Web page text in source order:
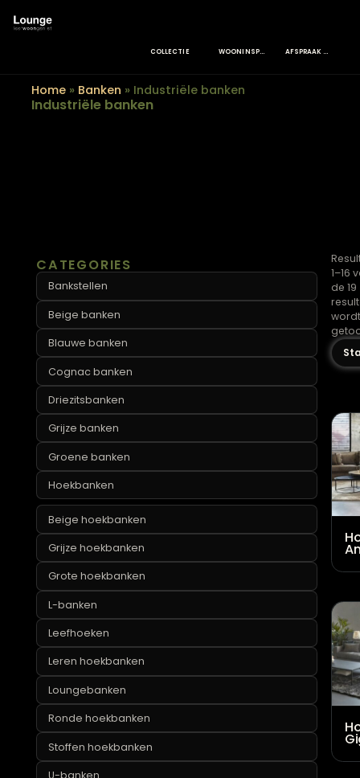
Home»Banken»Industriële banken
Industriële banken
CATEGORIES
Bankstellen
Beige banken
Blauwe banken
Cognac banken
Driezitsbanken
Grijze banken
Groene banken
Hoekbanken
Beige hoekbanken
Grijze hoekbanken
Grote hoekbanken
L-banken
Leefhoeken
Leren hoekbanken
Loungebanken